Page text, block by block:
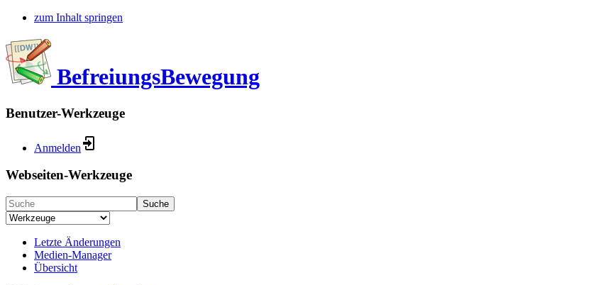
zum Inhalt springen
BefreiungsBewegung
Benutzer-Werkzeuge
Anmelden
Webseiten-Werkzeuge
Suche
Letzte Änderungen
Medien-Manager
Übersicht